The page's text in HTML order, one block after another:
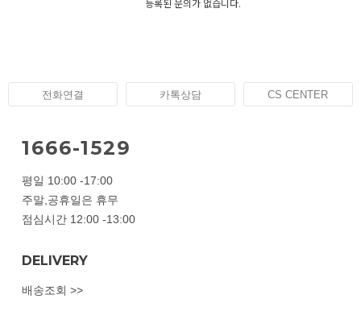
전화연결 카톡상담 CS CENTER
1666-1529
평일 10:00 -17:00
주말,공휴일은 휴무
점심시간 12:00 -13:00
DELIVERY
배송조회 >>